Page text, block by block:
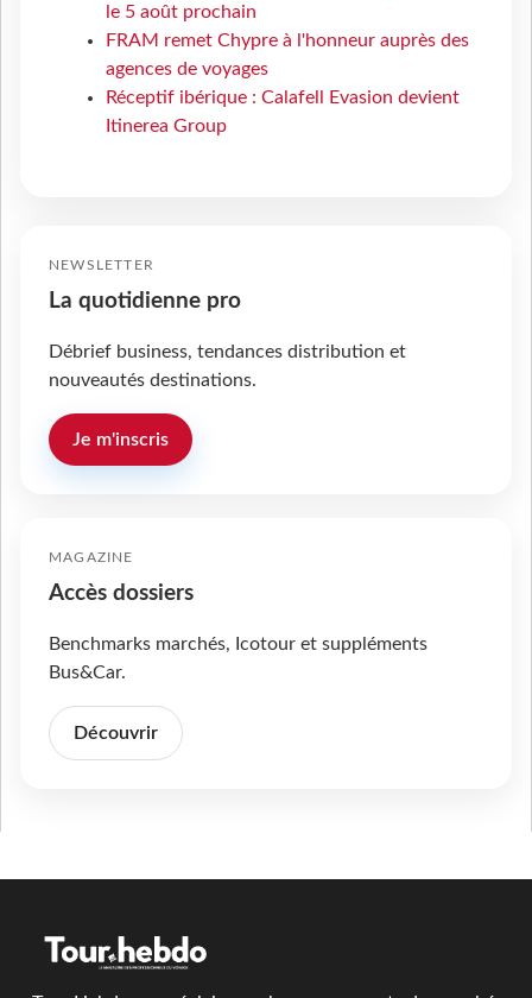
le 5 août prochain
FRAM remet Chypre à l'honneur auprès des
agences de voyages
Réceptif ibérique : Calafell Evasion devient
Itinerea Group
NEWSLETTER
La quotidienne pro
Débrief business, tendances distribution et
nouveautés destinations.
Je m'inscris
MAGAZINE
Accès dossiers
Benchmarks marchés, Icotour et suppléments
Bus&Car.
Découvrir